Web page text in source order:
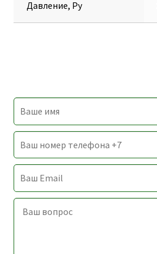
Давление, Ру